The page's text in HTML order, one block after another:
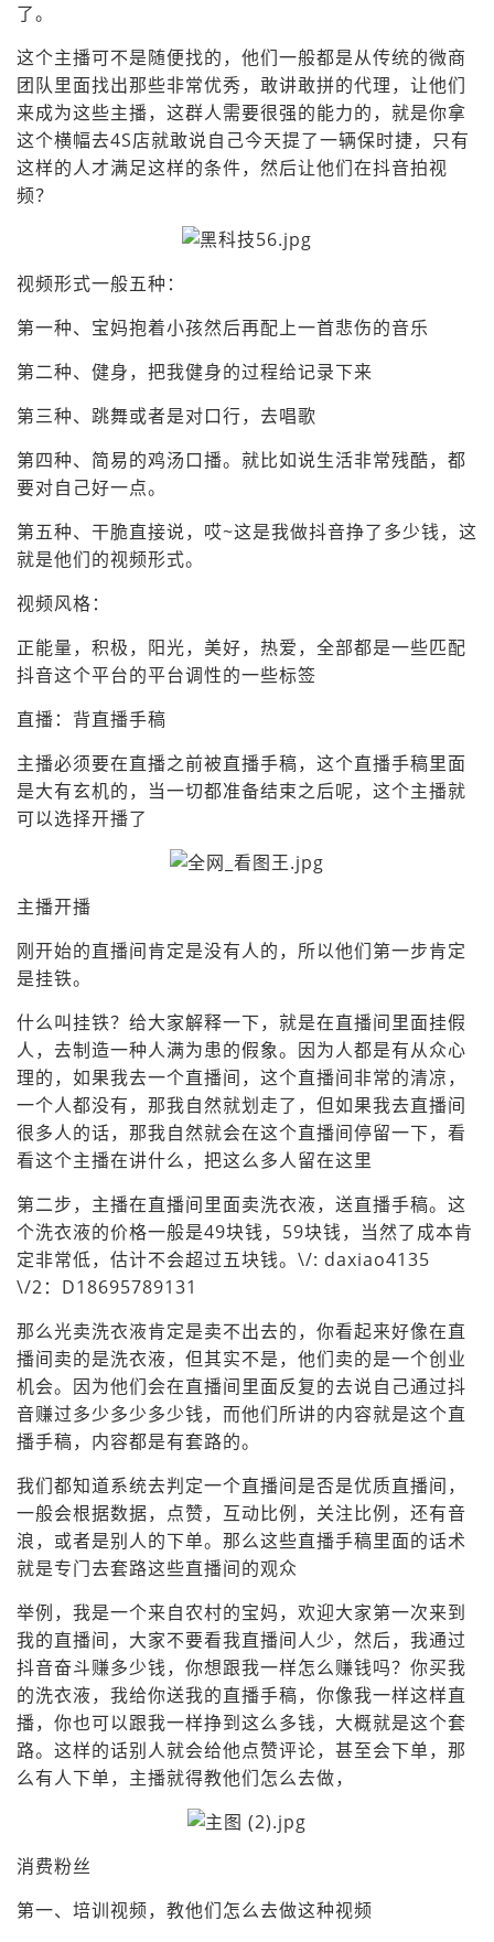
了。
这个主播可不是随便找的，他们一般都是从传统的微商
团队里面找出那些非常优秀，敢讲敢拼的代理，让他们
来成为这些主播，这群人需要很强的能力的，就是你拿
这个横幅去4S店就敢说自己今天提了一辆保时捷，只有
这样的人才满足这样的条件，然后让他们在抖音拍视
频？
视频形式一般五种：
第一种、宝妈抱着小孩然后再配上一首悲伤的音乐
第二种、健身，把我健身的过程给记录下来
第三种、跳舞或者是对口行，去唱歌
第四种、简易的鸡汤口播。就比如说生活非常残酷，都
要对自己好一点。
第五种、干脆直接说，哎~这是我做抖音挣了多少钱，这
就是他们的视频形式。
视频风格：
正能量，积极，阳光，美好，热爱，全部都是一些匹配
抖音这个平台的平台调性的一些标签
直播：背直播手稿
主播必须要在直播之前被直播手稿，这个直播手稿里面
是大有玄机的，当一切都准备结束之后呢，这个主播就
可以选择开播了
主播开播
刚开始的直播间肯定是没有人的，所以他们第一步肯定
是挂铁。
什么叫挂铁？给大家解释一下，就是在直播间里面挂假
人，去制造一种人满为患的假象。因为人都是有从众心
理的，如果我去一个直播间，这个直播间非常的清凉，
一个人都没有，那我自然就划走了，但如果我去直播间
很多人的话，那我自然就会在这个直播间停留一下，看
看这个主播在讲什么，把这么多人留在这里
第二步，主播在直播间里面卖洗衣液，送直播手稿。这
个洗衣液的价格一般是49块钱，59块钱，当然了成本肯
定非常低，估计不会超过五块钱。\/: daxiao4135
\/2：D18695789131
那么光卖洗衣液肯定是卖不出去的，你看起来好像在直
播间卖的是洗衣液，但其实不是，他们卖的是一个创业
机会。因为他们会在直播间里面反复的去说自己通过抖
音赚过多少多少多少钱，而他们所讲的内容就是这个直
播手稿，内容都是有套路的。
我们都知道系统去判定一个直播间是否是优质直播间，
一般会根据数据，点赞，互动比例，关注比例，还有音
浪，或者是别人的下单。那么这些直播手稿里面的话术
就是专门去套路这些直播间的观众
举例，我是一个来自农村的宝妈，欢迎大家第一次来到
我的直播间，大家不要看我直播间人少，然后，我通过
抖音奋斗赚多少钱，你想跟我一样怎么赚钱吗？你买我
的洗衣液，我给你送我的直播手稿，你像我一样这样直
播，你也可以跟我一样挣到这么多钱，大概就是这个套
路。这样的话别人就会给他点赞评论，甚至会下单，那
么有人下单，主播就得教他们怎么去做，
消费粉丝
第一、培训视频，教他们怎么去做这种视频